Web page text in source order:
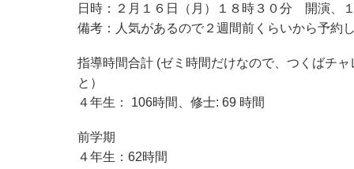
日時：２月１６日（月）１８時３０分 開演、
備考：人気があるので２週間前くらいから予約
指導時間合計 (ゼミ時間だけなので、つくばチ
と）
４年生： 106時間、修士: 69 時間
前学期
４年生：62時間